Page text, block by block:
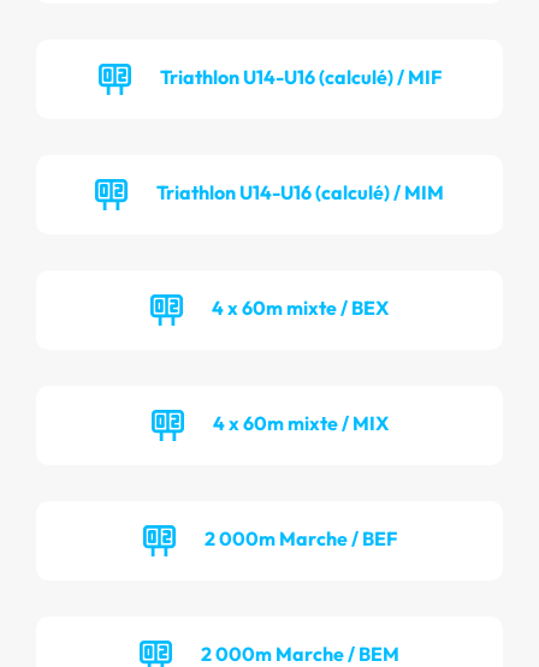
Triathlon U14-U16 (calculé) / MIF
Triathlon U14-U16 (calculé) / MIM
4 x 60m mixte / BEX
4 x 60m mixte / MIX
2 000m Marche / BEF
2 000m Marche / BEM